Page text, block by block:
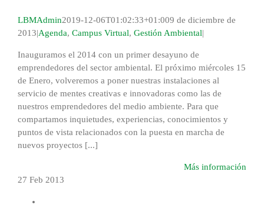
LBMAdmin2019-12-06T01:02:33+01:009 de diciembre de
2013|Agenda, Campus Virtual, Gestión Ambiental|
Inauguramos el 2014 con un primer desayuno de
emprendedores del sector ambiental. El próximo miércoles 15
de Enero, volveremos a poner nuestras instalaciones al
servicio de mentes creativas e innovadoras como las de
nuestros emprendedores del medio ambiente. Para que
compartamos inquietudes, experiencias, conocimientos y
puntos de vista relacionados con la puesta en marcha de
nuevos proyectos [...]
Más información
27 Feb 2013